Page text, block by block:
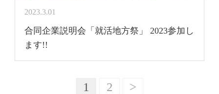
2023.3.01
合同企業説明会「就活地方祭」 2023参加し
ます!!
1 2 >